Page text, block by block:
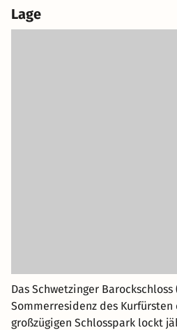
Lage
Das Schwetzinger
Sommerresidenz des
großzügigen Schlosspark lockt